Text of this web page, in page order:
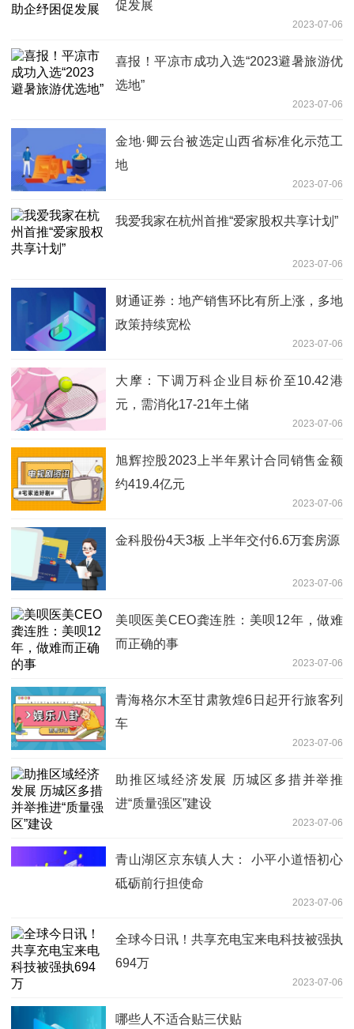
促发展
2023-07-06
喜报！平凉市成功入选“2023避暑旅游优
选地”
2023-07-06
金地·卿云台被选定山西省标准化示范工
地
2023-07-06
我爱我家在杭州首推“爱家股权共享计划”
2023-07-06
财通证券：地产销售环比有所上涨，多地
政策持续宽松
2023-07-06
大摩：下调万科企业目标价至10.42港
元，需消化17-21年土储
2023-07-06
旭辉控股2023上半年累计合同销售金额
约419.4亿元
2023-07-06
金科股份4天3板 上半年交付6.6万套房源
2023-07-06
美呗医美CEO龚连胜：美呗12年，做难
而正确的事
2023-07-06
青海格尔木至甘肃敦煌6日起开行旅客列
车
2023-07-06
助推区域经济发展 历城区多措并举推
进“质量强区”建设
2023-07-06
青山湖区京东镇人大： 小平小道悟初心
砥砺前行担使命
2023-07-06
全球今日讯！共享充电宝来电科技被强执
694万
2023-07-06
哪些人不适合贴三伏贴